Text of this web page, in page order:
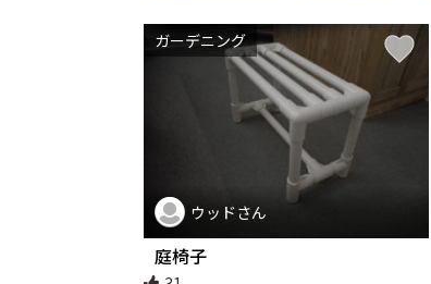
ガーデニング
ウッドさん
庭椅子